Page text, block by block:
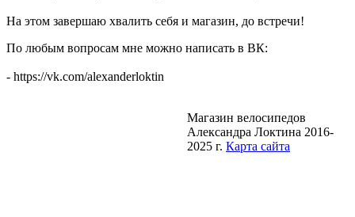
На этом завершаю хвалить себя и магазин, до встречи!
По любым вопросам мне можно написать в ВК:
- https://vk.com/alexanderloktin
Магазин велосипедов
Александра Локтина 2016-
2025 г. Карта сайта